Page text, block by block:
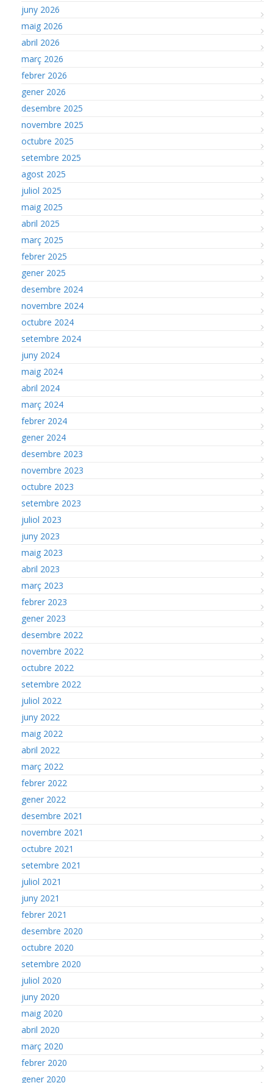
juny 2026
maig 2026
abril 2026
març 2026
febrer 2026
gener 2026
desembre 2025
novembre 2025
octubre 2025
setembre 2025
agost 2025
juliol 2025
maig 2025
abril 2025
març 2025
febrer 2025
gener 2025
desembre 2024
novembre 2024
octubre 2024
setembre 2024
juny 2024
maig 2024
abril 2024
març 2024
febrer 2024
gener 2024
desembre 2023
novembre 2023
octubre 2023
setembre 2023
juliol 2023
juny 2023
maig 2023
abril 2023
març 2023
febrer 2023
gener 2023
desembre 2022
novembre 2022
octubre 2022
setembre 2022
juliol 2022
juny 2022
maig 2022
abril 2022
març 2022
febrer 2022
gener 2022
desembre 2021
novembre 2021
octubre 2021
setembre 2021
juliol 2021
juny 2021
febrer 2021
desembre 2020
octubre 2020
setembre 2020
juliol 2020
juny 2020
maig 2020
abril 2020
març 2020
febrer 2020
gener 2020